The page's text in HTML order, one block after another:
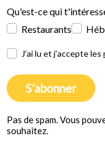
Qu'est-ce qui
Restaurants
J’ai lu et j’accepte les
S’abonner
Pas de spam. Vous
souhaitez.